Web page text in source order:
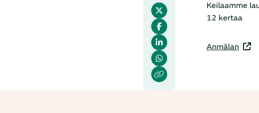
Keilaamme
12 kertaa
Anmälan